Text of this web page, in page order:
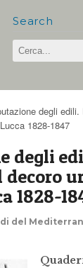
Search
degli
1828-1847
degli
1828-
del